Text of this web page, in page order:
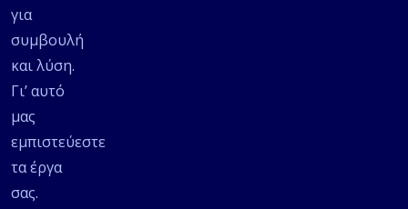
για
συμβουλή
και λύση.
Γι’ αυτό
μας
εμπιστεύεστε
τα έργα
σας.